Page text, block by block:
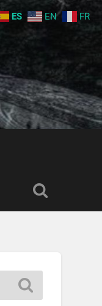
ES EN FR